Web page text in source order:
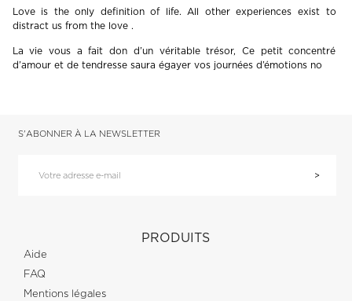
Love is the only definition of life. All other experiences exist to
distract us from the love .
La vie vous a fait don d’un véritable trésor, Ce petit concentré
d’amour et de tendresse saura égayer vos journées d’émotions no
S'ABONNER À LA NEWSLETTER
PRODUITS
Aide
FAQ
Mentions légales